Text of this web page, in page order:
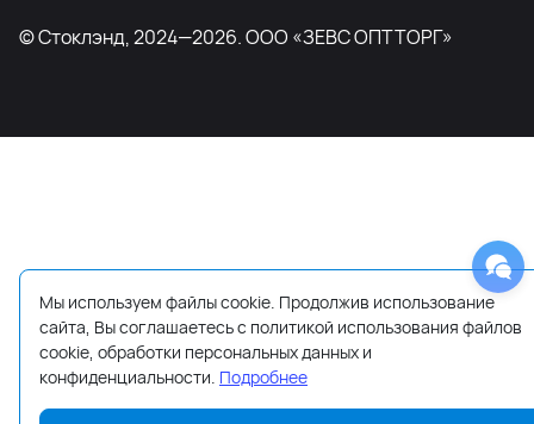
© Стоклэнд, 2024—2026. ООО «ЗЕВС ОПТТОРГ»
Мы используем файлы cookie. Продолжив использование
сайта, Вы соглашаетесь с политикой использования файлов
cookie, обработки персональных данных и
конфиденциальности. Подробнее